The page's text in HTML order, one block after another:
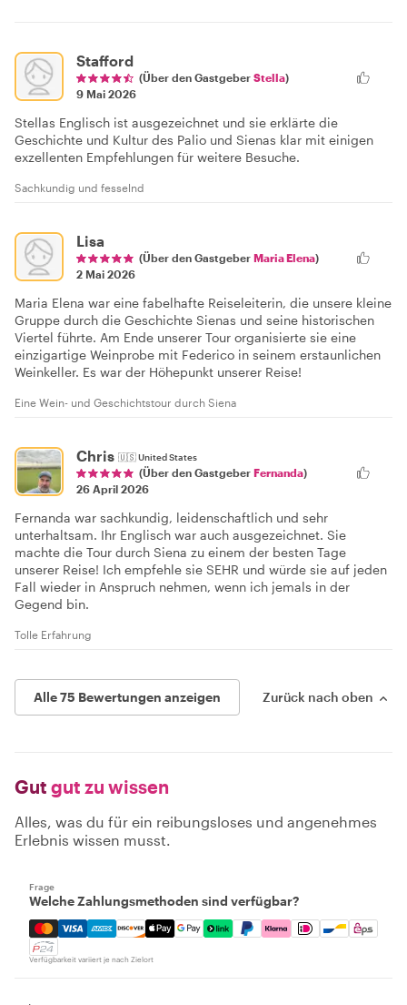
Stafford
(Über den Gastgeber Stella)
9 Mai 2026
Stellas Englisch ist ausgezeichnet und sie erklärte die
Geschichte und Kultur des Palio und Sienas klar mit einigen
exzellenten Empfehlungen für weitere Besuche.
Sachkundig und fesselnd
Lisa
(Über den Gastgeber Maria Elena)
2 Mai 2026
Maria Elena war eine fabelhafte Reiseleiterin, die unsere kleine
Gruppe durch die Geschichte Sienas und seine historischen
Viertel führte. Am Ende unserer Tour organisierte sie eine
einzigartige Weinprobe mit Federico in seinem erstaunlichen
Weinkeller. Es war der Höhepunkt unserer Reise!
Eine Wein- und Geschichtstour durch Siena
Chris 🇺🇸United States
(Über den Gastgeber Fernanda)
26 April 2026
Fernanda war sachkundig, leidenschaftlich und sehr
unterhaltsam. Ihr Englisch war auch ausgezeichnet. Sie
machte die Tour durch Siena zu einem der besten Tage
unserer Reise! Ich empfehle sie SEHR und würde sie auf jeden
Fall wieder in Anspruch nehmen, wenn ich jemals in der
Gegend bin.
Tolle Erfahrung
Alle 75 Bewertungen anzeigen Zurück nach oben
Gut gut zu wissen
Alles, was du für ein reibungsloses und angenehmes
Erlebnis wissen musst.
Frage
Welche Zahlungsmethoden sind verfügbar?
Mastercard, Visa, Amex, Discover, Apple Pay, Google
Verfügbarkeit variiert je nach Zielort